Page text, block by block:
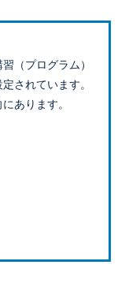
（プログラム）
されています。
あります。